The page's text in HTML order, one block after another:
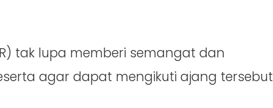
tak lupa memberi semangat dan
agar dapat mengikuti ajang tersebut